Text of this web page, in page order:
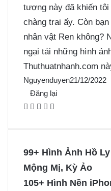
tượng này đã khiến
chàng trai ấy. Còn
nhân vật Ren không?
ngại tải những hình
Thuthuatnhanh.com
Nguyenduyen21/12/2022
Đăng lại
F
o
o
X P
r
e
M
n
g
n
g
99+ Hình Ảnh Hồ
Mộng Mị, Kỳ Ảo
105+ Hình Nền